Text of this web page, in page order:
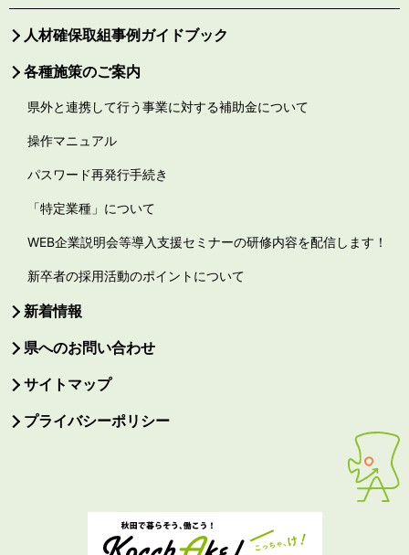
人材確保取組事例ガイドブック
各種施策のご案内
県外と連携して行う事業に対する補助金について
操作マニュアル
パスワード再発行手続き
「特定業種」について
WEB企業説明会等導入支援セミナーの研修内容を配信します！
新卒者の採用活動のポイントについて
新着情報
県へのお問い合わせ
サイトマップ
プライバシーポリシー